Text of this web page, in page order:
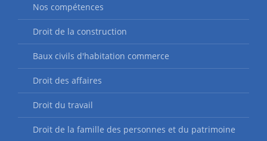
Nos compétences
Droit de la construction
Baux civils d'habitation commerce
Droit des affaires
Droit du travail
Droit de la famille des personnes et du patrimoine